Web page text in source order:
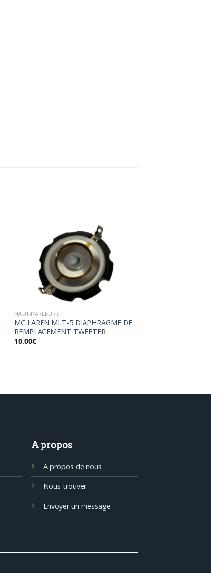
wishlist
HAUT-PARLEURS
MC LAREN MLT-5 DIAPHRAGME DE
REMPLACEMENT TWEETER
10,00€
A propos
A propos de nous
Nous trouver
Envoyer un message